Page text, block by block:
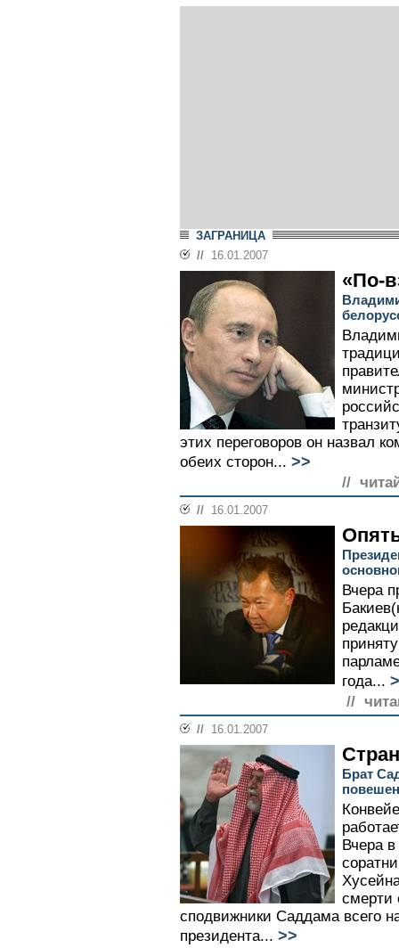
ЗАГРАНИЦА
// 16.01.2007
«По-
этих переговоров он назвал
обеих сторон... >>
//
// 16.01.2007
Вчера
года...
//
// 16.01.2007
Брат
Вчера
смерти
сподвижники Саддама всего
президента... >>